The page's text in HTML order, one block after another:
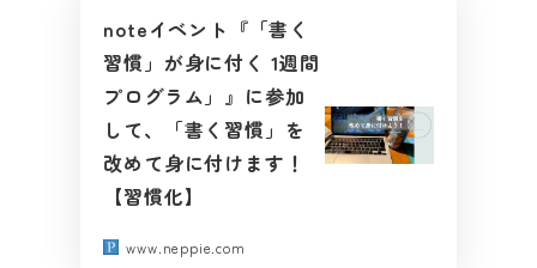
noteイベント『「書く
習慣」が身に付く 1週間
プログラム」』に参加
して、「書く習慣」を
改めて身に付けます！
【習慣化】
www.neppie.com